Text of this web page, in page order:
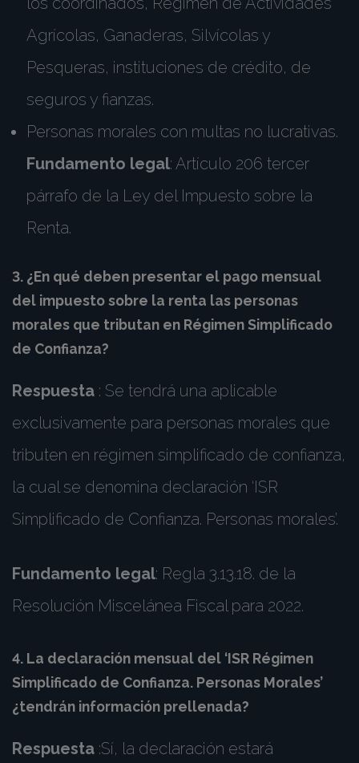
Agrícolas, Ganaderas, Silvícolas y
Pesqueras, instituciones de crédito, de
seguros y fianzas.
Personas morales con multas no lucrativas.
Fundamento legal: Artículo 206 tercer
párrafo de la Ley del Impuesto sobre la
Renta.
3. ¿En qué deben presentar el pago mensual
del impuesto sobre la renta las personas
morales que tributan en Régimen Simplificado
de Confianza?
Respuesta : Se tendrá una aplicable
exclusivamente para personas morales que
tributen en régimen simplificado de confianza,
la cual se denomina declaración ‘ISR
Simplificado de Confianza. Personas morales’.
Fundamento legal: Regla 3.13.18. de la
Resolución Miscelánea Fiscal para 2022.
4. La declaración mensual del ‘ISR Régimen
Simplificado de Confianza. Personas Morales’
¿tendrán información prellenada?
Respuesta :Sí, la declaración estará